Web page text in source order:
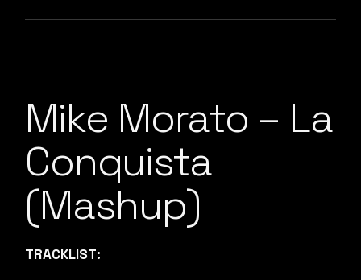
Mike Morato – La
Conquista
(Mashup)
TRACKLIST: